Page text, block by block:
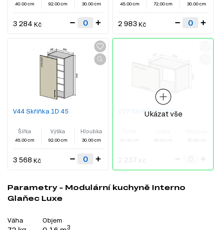
40.00 cm 92.00 cm 30.00 cm
3 284 Kč
45.00 cm 72.00 cm 30.00 cm
2 983 Kč
V44 Skříňka 1D 45
Šířka
45.00 cm
Výška
92.00 cm
Hloubka
30.00 cm
3 568 Kč
V27 Skříňka 1D 50
50.00 cm 36.00 cm 30.00 cm
2 237 Kč
Ukázat vše
Parametry - Modulární kuchyně Interno
Glaňec Luxe
Váha Objem
3